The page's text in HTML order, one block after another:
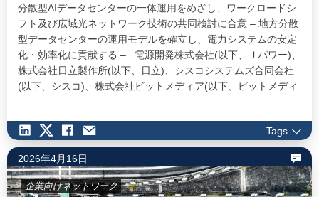
分散型AIデータセンターの一体運用をめざし、ワークロードシ
フト及び広域光ネットワーク技術の共同検討に合意 – 地方分散
型データセンターの運用モデルを確立し、電力システムの安定
化・効率化に貢献する – 電源開発株式会社(以下、Ｊパワー)、
株式会社日立製作所(以下、日立)、シスコシステムズ合同会社
(以下、シスコ)、株式会社ビットメディア(以下、ビットメディ
鉄道株式会社（以下、名古屋鉄道）は、AI用データセンター(以
下、AI-DC)のワークロードシフト(以下、WLS)*1及び広域オー
ル光ネットワーク(以下、広域APN)…
Tags
2026年4月16日
企業向けネットワーク